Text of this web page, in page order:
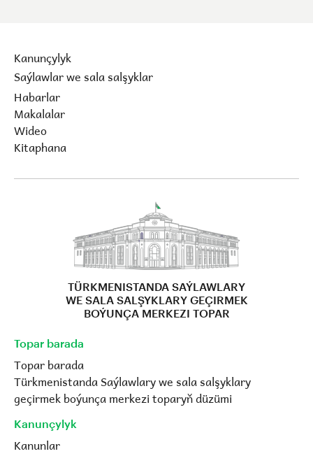
Kanunçylyk
Saýlawlar we sala salşyklar
Habarlar
Makalalar
Wideo
Kitaphana
TÜRKMENISTANDA SAÝLAWLARY
WE SALA SALŞYKLARY GEÇIRMEK
BOÝUNÇA MERKEZI TOPAR
Topar barada
Topar barada
Türkmenistanda Saýlawlary we sala salşyklary
geçirmek boýunça merkezi toparyň düzümi
Kanunçylyk
Kanunlar